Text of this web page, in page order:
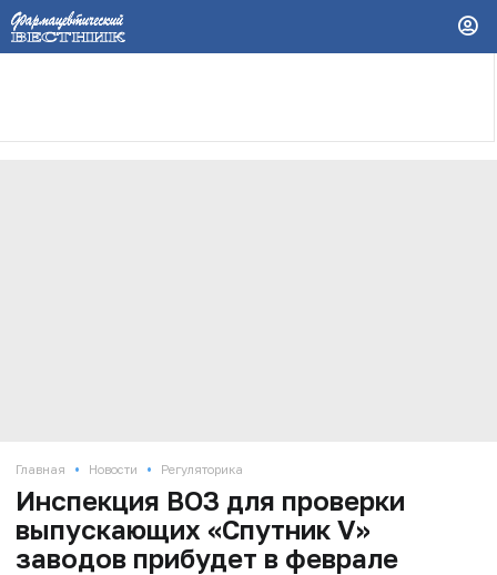
Главная • Новости • Регуляторика
Инспекция ВОЗ для проверки
выпускающих «Спутник V»
заводов прибудет в феврале